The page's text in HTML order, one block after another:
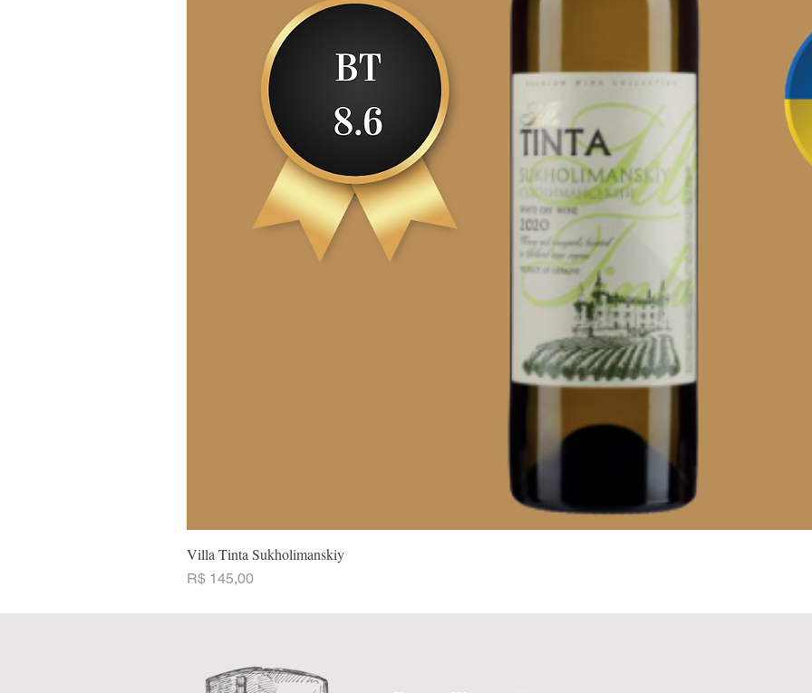
Villa Tinta Sukholimanskiy
Preço
R$ 145,00